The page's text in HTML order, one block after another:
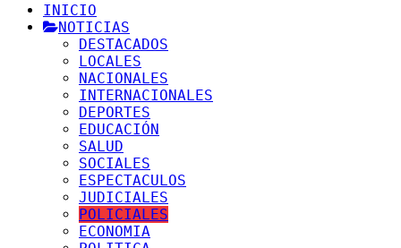
INICIO
NOTICIAS
DESTACADOS
LOCALES
NACIONALES
INTERNACIONALES
DEPORTES
EDUCACIÓN
SALUD
SOCIALES
ESPECTACULOS
JUDICIALES
POLICIALES
ECONOMIA